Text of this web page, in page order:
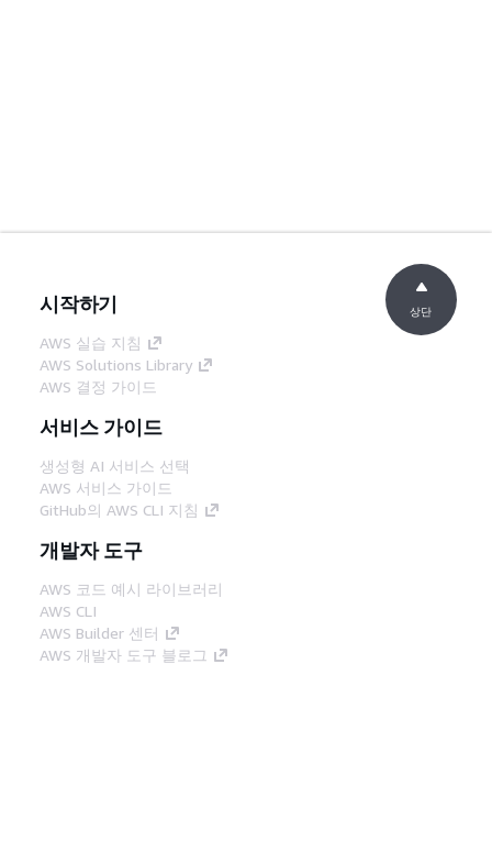
시작하기
AWS 실습 지침
AWS Solutions Library
AWS 결정 가이드
서비스 가이드
생성형 AI 서비스 선택
AWS 서비스 가이드
GitHub의 AWS CLI 지침
개발자 도구
AWS 코드 예시 라이브러리
AWS CLI
AWS Builder 센터
AWS 개발자 도구 블로그
상단